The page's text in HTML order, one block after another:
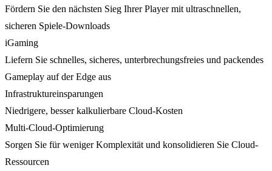
Fördern Sie den nächsten Sieg Ihrer Player mit ultraschnellen,
sicheren Spiele-Downloads
iGaming
Liefern Sie schnelles, sicheres, unterbrechungsfreies und packendes
Gameplay auf der Edge aus
Infrastruktureinsparungen
Niedrigere, besser kalkulierbare Cloud-Kosten
Multi-Cloud-Optimierung
Sorgen Sie für weniger Komplexität und konsolidieren Sie Cloud-
Ressourcen